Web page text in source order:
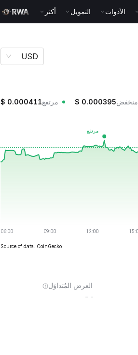
الأدوات التمويل أكثر
USD
منخفض $ 0.000395 مرتفع $ 0.000411
Source of data: CoinGecko
العرض المُتداوَل
--